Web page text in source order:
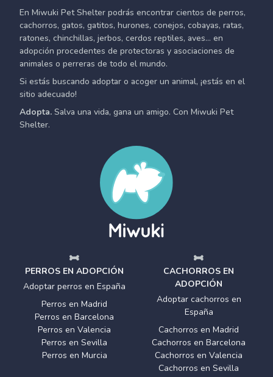
En Miwuki Pet Shelter podrás encontrar cientos de perros,
cachorros, gatos, gatitos, hurones, conejos, cobayas, ratas,
ratones, chinchillas, jerbos, cerdos reptiles, aves... en
adopción procedentes de protectoras y asociaciones de
animales o perreras de todo el mundo.
Si estás buscando adoptar o acoger un animal, ¡estás en el
sitio adecuado!
Adopta. Salva una vida, gana un amigo. Con Miwuki Pet
Shelter.
PERROS EN ADOPCIÓN
Adoptar perros en España
Perros en Madrid
Perros en Barcelona
Perros en Valencia
Perros en Sevilla
Perros en Murcia
CACHORROS EN
ADOPCIÓN
Adoptar cachorros en
España
Cachorros en Madrid
Cachorros en Barcelona
Cachorros en Valencia
Cachorros en Sevilla